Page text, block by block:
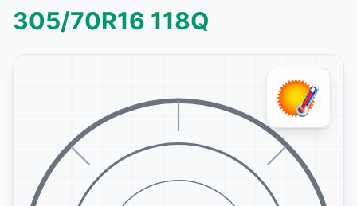
305/70R16 118Q